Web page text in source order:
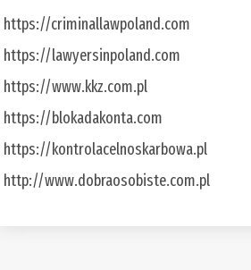
https://criminallawpoland.com
https://lawyersinpoland.com
https://www.kkz.com.pl
https://blokadakonta.com
https://kontrolacelnoskarbowa.pl
http://www.dobraosobiste.com.pl